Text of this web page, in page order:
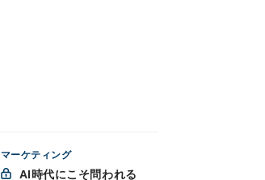
マーケティング